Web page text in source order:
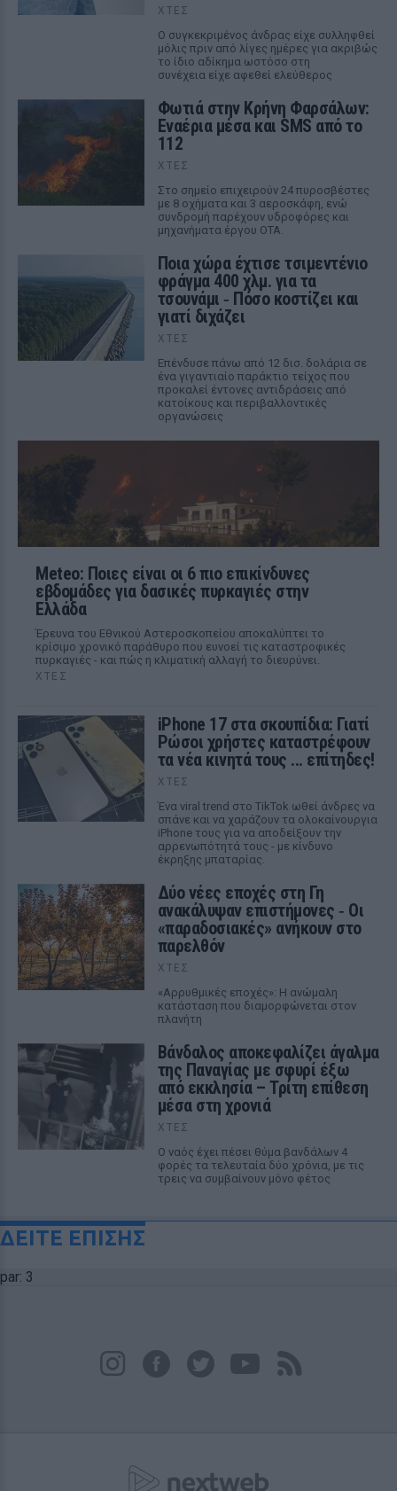
ΧΤΕΣ
Ο συγκεκριμένος άνδρας είχε συλληφθεί
μόλις πριν από λίγες ημέρες για ακριβώς
το ίδιο αδίκημα ωστόσο στη
συνέχεια είχε αφεθεί ελεύθερος
Φωτιά στην Κρήνη Φαρσάλων:
Εναέρια μέσα και SMS από το
112
ΧΤΕΣ
Στο σημείο επιχειρούν 24 πυροσβέστες
με 8 οχήματα και 3 αεροσκάφη, ενώ
συνδρομή παρέχουν υδροφόρες και
μηχανήματα έργου ΟΤΑ.
Ποια χώρα έχτισε τσιμεντένιο
φράγμα 400 χλμ. για τα
τσουνάμι ‑ Πόσο κοστίζει και
γιατί διχάζει
ΧΤΕΣ
Επένδυσε πάνω από 12 δισ. δολάρια σε
ένα γιγαντιαίο παράκτιο τείχος που
προκαλεί έντονες αντιδράσεις από
κατοίκους και περιβαλλοντικές
οργανώσεις
Meteo: Ποιες είναι οι 6 πιο επικίνδυνες
εβδομάδες για δασικές πυρκαγιές στην
Ελλάδα
Έρευνα του Εθνικού Αστεροσκοπείου αποκαλύπτει το
κρίσιμο χρονικό παράθυρο που ευνοεί τις καταστροφικές
πυρκαγιές - και πώς η κλιματική αλλαγή το διευρύνει.
ΧΤΕΣ
iPhone 17 στα σκουπίδια: Γιατί
Ρώσοι χρήστες καταστρέφουν
τα νέα κινητά τους ... επίτηδες!
ΧΤΕΣ
Ένα viral trend στο TikTok ωθεί άνδρες να
σπάνε και να χαράζουν τα ολοκαίνουργια
iPhone τους για να αποδείξουν την
αρρενωπότητά τους - με κίνδυνο
έκρηξης μπαταρίας.
Δύο νέες εποχές στη Γη
ανακάλυψαν επιστήμονες ‑ Oι
«παραδοσιακές» ανήκουν στο
παρελθόν
ΧΤΕΣ
«Αρρυθμικές εποχές»: Η ανώμαλη
κατάσταση που διαμορφώνεται στον
πλανήτη
Βάνδαλος αποκεφαλίζει άγαλμα
της Παναγίας με σφυρί έξω
από εκκλησία – Τρίτη επίθεση
μέσα στη χρονιά
ΧΤΕΣ
Ο ναός έχει πέσει θύμα βανδάλων 4
φορές τα τελευταία δύο χρόνια, με τις
τρεις να συμβαίνουν μόνο φέτος
ΔΕΙΤΕ ΕΠΙΣΗΣ
par: 3